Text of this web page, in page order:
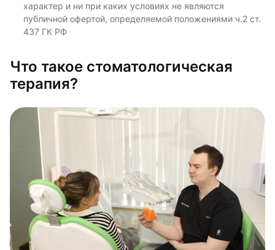
характер и ни при каких условиях не являются
публичной офертой, определяемой положениями ч.2 ст.
437 ГК РФ
Что такое стоматологическая
терапия?